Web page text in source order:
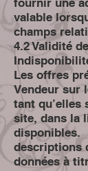
valable
champs
4.2 Validité
Les offres
Vendeur sur
tant qu’elles
site, dans la
disponibles.
descriptions
données à